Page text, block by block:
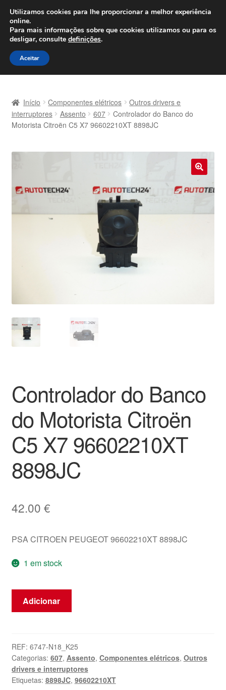
ENVIO a partir de 7 EUR
Seg-Sex, das 9h às 16h800 500 967
Ir
para
a
Saltar
para
o
Carrinho
Envio para todo o planeta
Minha conta
Política de Privacidade
Procedimento de Reclamação
Termos e Condições
Transporte
Início Componentes elétricos
Outros drivers e
interruptores
Assento 607
Controlador do Banco do
Motorista Citroën C5 X7 96602210XT 8898JC
🔍
Controlador do Banco
do Motorista Citroën
C5 X7 96602210XT
8898JC
42.00 €
PSA CITROEN PEUGEOT 96602210XT 8898JC
1 em stock
Quantidade
Banco
do
Motorista
Citroën
Adicionar
REF: 6747-N18_K25
Categorias: 607, Assento, Componentes elétricos, Outros
drivers e interruptores
Etiquetas: 8898JC, 96602210XT
Utilizamos cookies para lhe proporcionar a melhor experiência
online.
Para mais informações sobre que cookies utilizamos ou para os
desligar, consulte definições.
Aceitar